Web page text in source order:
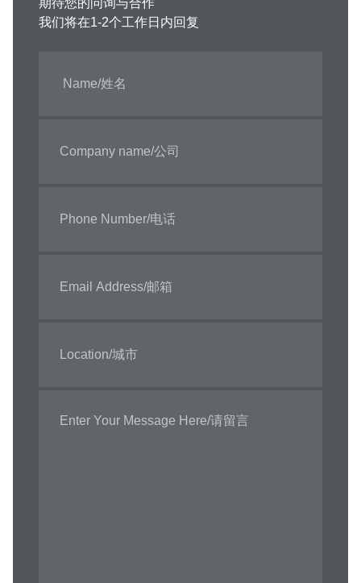
期待您的问询与合作
我们将在1-2个工作日内回复